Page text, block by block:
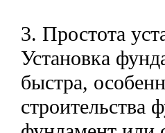
3. Простота
Установка
быстра,
строительства